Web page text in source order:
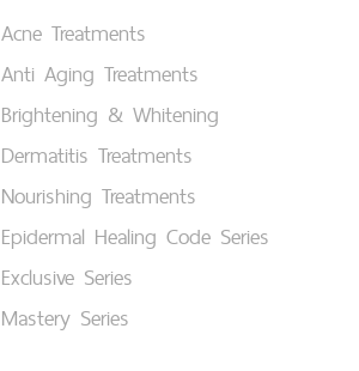
Acne Treatments
Anti Aging Treatments
Brightening & Whitening
Dermatitis Treatments
Nourishing Treatments
Epidermal Healing Code Series
Exclusive Series
Mastery Series